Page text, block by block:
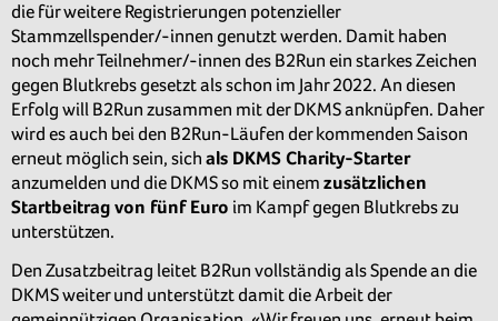
die für weitere Registrierungen potenzieller
Stammzellspender/-innen genutzt werden. Damit haben
noch mehr Teilnehmer/-innen des B2Run ein starkes Zeichen
gegen Blutkrebs gesetzt als schon im Jahr 2022. An diesen
Erfolg will B2Run zusammen mit der DKMS anknüpfen. Daher
wird es auch bei den B2Run-Läufen der kommenden Saison
erneut möglich sein, sich als DKMS Charity-Starter
anzumelden und die DKMS so mit einem zusätzlichen
Startbeitrag von fünf Euro im Kampf gegen Blutkrebs zu
unterstützen.
Den Zusatzbeitrag leitet B2Run vollständig als Spende an die
DKMS weiter und unterstützt damit die Arbeit der